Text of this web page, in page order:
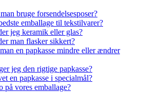
bruge forsendelsesposer?
emballage til tekstilvarer?
jeg keramik eller glas?
man flasker sikkert?
en papkasse mindre eller ændrer
jeg den rigtige papkasse?
en papkasse i specialmål?
på vores emballage?